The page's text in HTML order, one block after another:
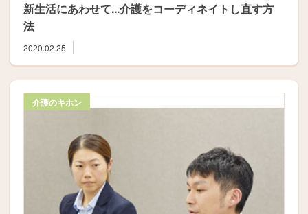
新生活にあわせて...介護をコーディネイトし直す方
法
2020.02.25
介護のキホン